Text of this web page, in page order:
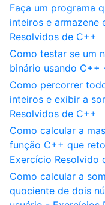
Faça um programa
inteiros e armazene
Resolvidos de C++
Como testar se um
binário usando C++
Como percorrer
inteiros e exibir a
Resolvidos de C++
Como calcular a
função C++ que
Exercício Resolvido
Como calcular a
quociente de dois